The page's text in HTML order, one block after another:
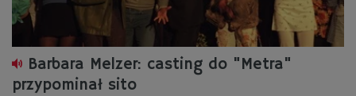
Barbara Melzer: casting do "Metra"
przypominał sito